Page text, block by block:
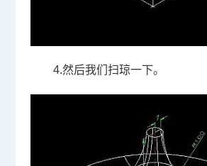
4.然后我们扫琼一下。